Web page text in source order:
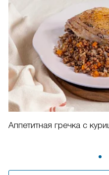
Аппетитная гречка с